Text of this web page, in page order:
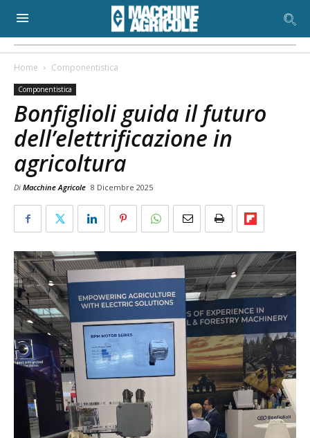
Home Componentistica
Componentistica
Bonfiglioli guida il futuro
dell’elettrificazione in
agricoltura
Di Macchine Agricole 8 Dicembre 2025